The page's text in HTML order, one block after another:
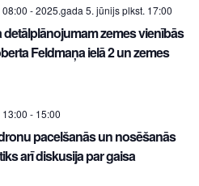
-2025.gada 5. jūnijs plkst. 17:00
zemes vienībās
Feldmaņa ielā 2 un zemes
- 15:00
pacelšanās un nosēšanās
arī diskusija par gaisa